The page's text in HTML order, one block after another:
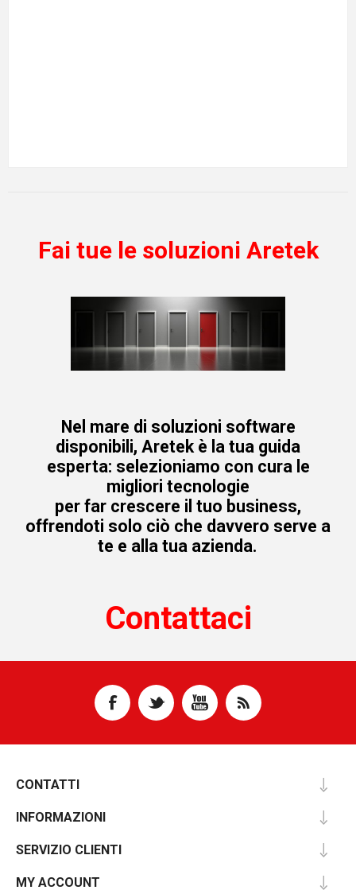
Fai tue le soluzioni Aretek
Nel mare di soluzioni software
disponibili, Aretek è la tua guida
esperta: selezioniamo con cura le
migliori tecnologie
per far crescere il tuo business,
offrendoti solo ciò che davvero serve a
te e alla tua azienda.
Contattaci
CONTATTI
INFORMAZIONI
SERVIZIO CLIENTI
MY ACCOUNT